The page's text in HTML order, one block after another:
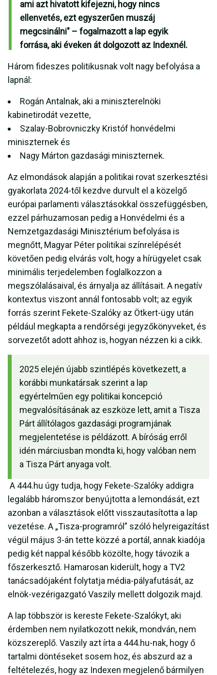
ami azt hivatott kifejezni, hogy nincs
ellenvetés, ezt egyszerűen muszáj
megcsinálni" – fogalmazott a lap egyik
forrása, aki éveken át dolgozott az Indexnél.
Három fideszes politikusnak volt nagy befolyása a
lapnál:
Rogán Antalnak, aki a miniszterelnöki
kabinetirodát vezette,
Szalay-Bobrovniczky Kristóf honvédelmi
miniszternek és
Nagy Márton gazdasági miniszternek.
Az elmondások alapján a politikai rovat szerkesztési
gyakorlata 2024-től kezdve durvult el a közelgő
európai parlamenti választásokkal összefüggésben,
ezzel párhuzamosan pedig a Honvédelmi és a
Nemzetgazdasági Minisztérium befolyása is
megnőtt, Magyar Péter politikai színrelépését
követően pedig elvárás volt, hogy a hírügyelet csak
minimális terjedelemben foglalkozzon a
megszólalásaival, és árnyalja az állításait. A negatív
kontextus viszont annál fontosabb volt; az egyik
forrás szerint Fekete-Szalóky az Ötkert-ügy után
például megkapta a rendőrségi jegyzőkönyveket, és
sorvezetőt adott ahhoz is, hogyan nézzen ki a cikk.
2025 elején újabb szintlépés következett, a
korábbi munkatársak szerint a lap
egyértelműen egy politikai koncepció
megvalósításának az eszköze lett, amit a Tisza
Párt állítólagos gazdasági programjának
megjelentetése is példázott. A bíróság erről
idén márciusban mondta ki, hogy valóban nem
a Tisza Párt anyaga volt.
A 444.hu úgy tudja, hogy Fekete-Szalóky addigra
legalább háromszor benyújtotta a lemondását, ezt
azonban a választások előtt visszautasította a lap
vezetése. A „Tisza-programról” szóló helyreigazítást
végül május 3-án tette közzé a portál, annak kiadója
pedig két nappal később közölte, hogy távozik a
főszerkesztő. Hamarosan kiderült, hogy a TV2
tanácsadójaként folytatja média-pályafutását, az
elnök-vezérigazgató Vaszily mellett dolgozik majd.
A lap többször is kereste Fekete-Szalókyt, aki
érdemben nem nyilatkozott nekik, mondván, nem
közszereplő. Vaszily azt írta a 444.hu-nak, hogy ő
tartalmi döntéseket sosem hoz, és abszurd az a
feltételezés, hogy az Indexen megjelenő bármilyen